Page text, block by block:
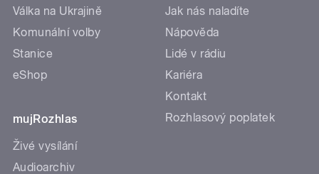
Válka na Ukrajině
Komunální volby
Stanice
eShop
mujRozhlas
Živé vysílání
Audioarchiv
Jak nás naladíte
Nápověda
Lidé v rádiu
Kariéra
Kontakt
Rozhlasový poplatek